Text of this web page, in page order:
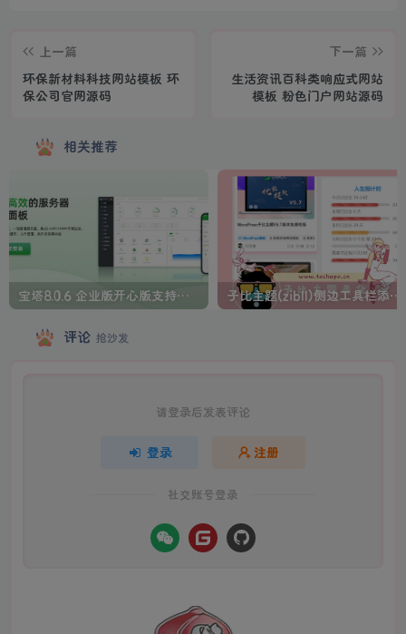
上一篇
环保新材料科技网站模板 环
保公司官网源码
下一篇
生活资讯百科类响应式网站
模板 粉色门户网站源码
相关推荐
宝塔8.0.6 企业版开心版支持最新升级【一键脚本】 子比主题(zibll)侧边工具栏添加人生倒计时美化
评论 抢沙发
请登录后发表评论
登录 注册
社交账号登录